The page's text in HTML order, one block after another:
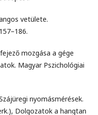
vetülete.
mozgása a gége
Magyar Pszichológiai
nyomásmérések.
Dolgozatok a hangtan